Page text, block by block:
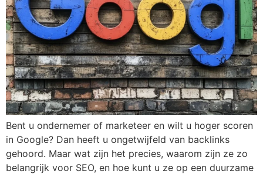
Bent u ondernemer of marketeer en wilt u hoger scoren
in Google? Dan heeft u ongetwijfeld van backlinks
gehoord. Maar wat zijn het precies, waarom zijn ze zo
belangrijk voor SEO, en hoe kunt u ze op een duurzame